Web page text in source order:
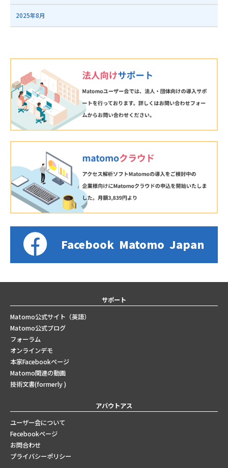
2025年8月
Facebook Matomo Japan
サポート
Matomo公式サイト（英語）
Matomo公式ブログ
フォーラム
オンラインデモ
本家Facebookページ
Matomo関連の動画
技術文書(formerly )
アバウトアス
ユーザー会について
Fecebookページ
お問合わせ
プライバシーポリシー